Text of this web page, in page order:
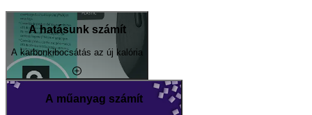
A hatásunk számít
A karbonkibocsátás az új kalória
A műanyag számít